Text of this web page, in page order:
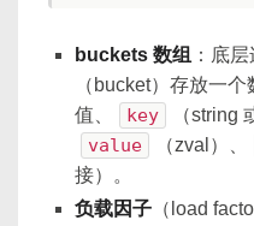
buckets 数组 ：底
（bucket）存放一
值、
key （string
value （zval）、
接）。
负载因子 （load